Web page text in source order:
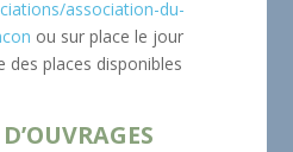
association-du-
ou sur place le jour
des places disponibles